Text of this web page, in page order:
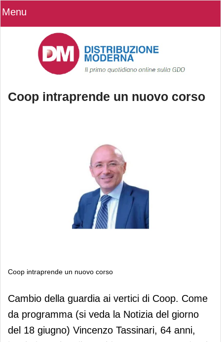
Menu
Coop intraprende un nuovo corso
Coop intraprende un nuovo corso
Coop intraprende un nuovo corso
Cambio della guardia ai vertici di Coop. Come
da programma (si veda la Notizia del giorno
del 18 giugno) Vincenzo Tassinari, 64 anni,